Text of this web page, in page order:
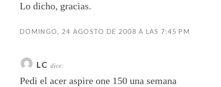
Lo dicho, gracias.
DOMINGO, 24 AGOSTO DE 2008 A LAS 7:45 PM
LC dice:
Pedi el acer aspire one 150 una semana